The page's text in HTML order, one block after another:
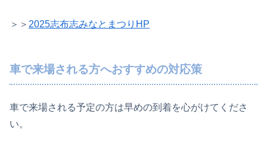
＞＞ 2025志布志みなとまつりHP
車で来場される方へおすすめの対応策
車で来場される予定の方は早めの到着を心がけてくださ
い。